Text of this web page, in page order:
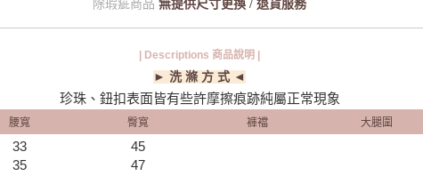
除瑕疵商品 無提供尺寸更換 / 退貨服務
| Descriptions 商品說明 |
► 洗 滌 方 式 ◄
珍珠、鈕扣表面皆有些許摩擦痕跡純屬正常現象
腰寬 臀寬 褲襠 大腿圍
33
35
45
47